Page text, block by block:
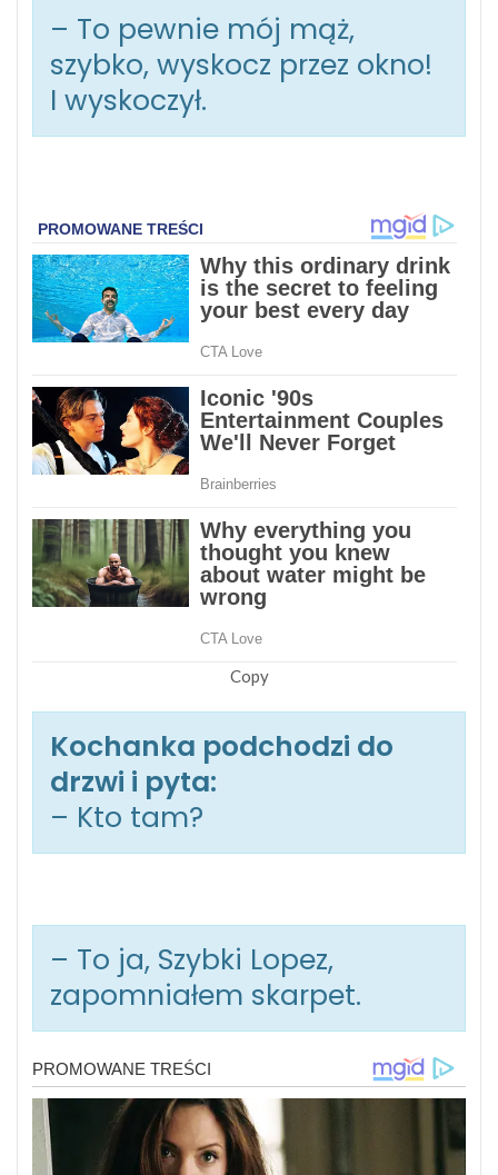
– To pewnie mój mąż,
szybko, wyskocz przez okno!
I wyskoczył.
Copy
Kochanka podchodzi do
drzwi i pyta:
– Kto tam?
– To ja, Szybki Lopez,
zapomniałem skarpet.